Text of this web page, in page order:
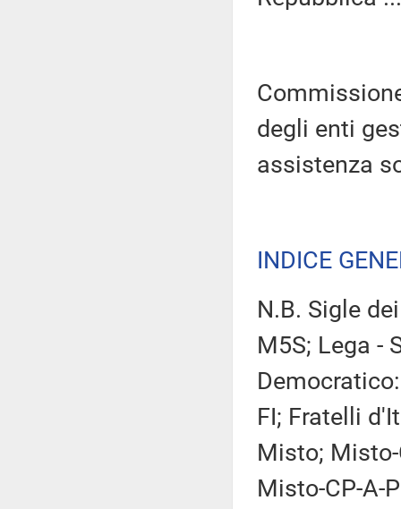
degli enti
assistenza
INDICE
N.B. Sigle
M5S; Lega -
FI; Fratelli
Misto;
Misto-CP-A-